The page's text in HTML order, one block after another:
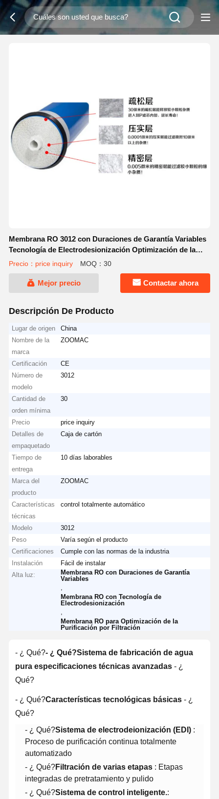
Membrana RO 3012 con Duraciones de Garantía Variables
Tecnología de Electrodesionización Optimización de la
Purificación por Filtración
Precio：price inquiry MOQ：30
Mejor precio Contactar ahora
Descripción De Producto
Lugar de origen
China
Nombre de la
marca
ZOOMAC
Certificación
CE
Número de
modelo
3012
Cantidad de
orden mínima
30
Precio
price inquiry
Detalles de
empaquetado
Caja de cartón
Tiempo de
entrega
10 días laborables
Marca del
producto
ZOOMAC
Características
técnicas
control totalmente automático
Modelo
3012
Peso
Varía según el producto
Certificaciones
Cumple con las normas de la industria
Instalación
Fácil de instalar
Alta luz:
Membrana RO con Duraciones de Garantía
Variables
Membrana RO con Tecnología de
Electrodesionización
Membrana RO para Optimización de la
Purificación por Filtración
- ¿ Qué?- ¿ Qué?Sistema de fabricación de agua
pura especificaciones técnicas avanzadas - ¿
Qué?
- ¿ Qué?Características tecnológicas básicas - ¿
Qué?
- ¿ Qué?Sistema de electrodeionización (EDI) :
Proceso de purificación continua totalmente
automatizado
- ¿ Qué?Filtración de varias etapas : Etapas
integradas de pretratamiento y pulido
- ¿ Qué?Sistema de control inteligente.: